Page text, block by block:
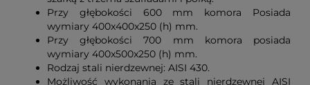
Przy głębokości 600 mm komora Posiada
wymiary 400x400x250 (h) mm.
Przy głębokości 700 mm komora posiada
wymiary 400x500x250 (h) mm.
Rodzaj stali nierdzewnej: AISI 430.
Możliwość wykonania ze stali nierdzewnej AISI